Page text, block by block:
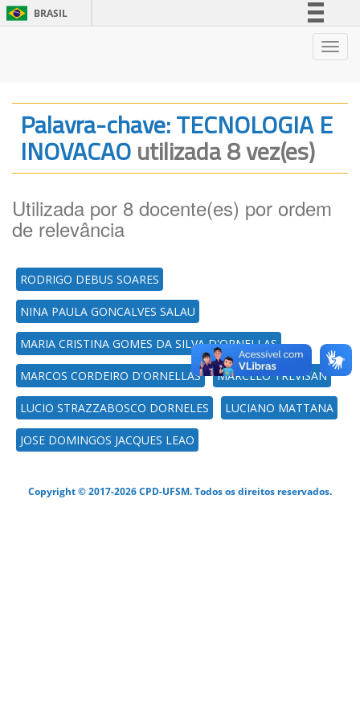
BRASIL
Legislação
Canais
Palavra-chave: TECNOLOGIA E
INOVACAOutilizada 8 vez(es)
Utilizada por 8 docente(es) por ordem
de relevância
RODRIGO DEBUS SOARES
NINA PAULA GONCALVES SALAU
MARIA CRISTINA GOMES DA SILVA D'ORNELLAS
MARCOS CORDEIRO D'ORNELLAS MARCELO TREVISAN
LUCIO STRAZZABOSCO DORNELES LUCIANO MATTANA
JOSE DOMINGOS JACQUES LEAO
Copyright © 2017-2026 CPD-UFSM. Todos os direitos reservados.